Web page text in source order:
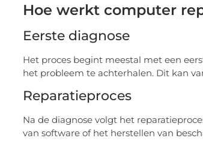
Hoe werkt computer
Eerste diagnose
Het proces begint meestal met een
het probleem te achterhalen. Dit kan
Reparatieproces
Na de diagnose volgt het
van software of het herstellen van